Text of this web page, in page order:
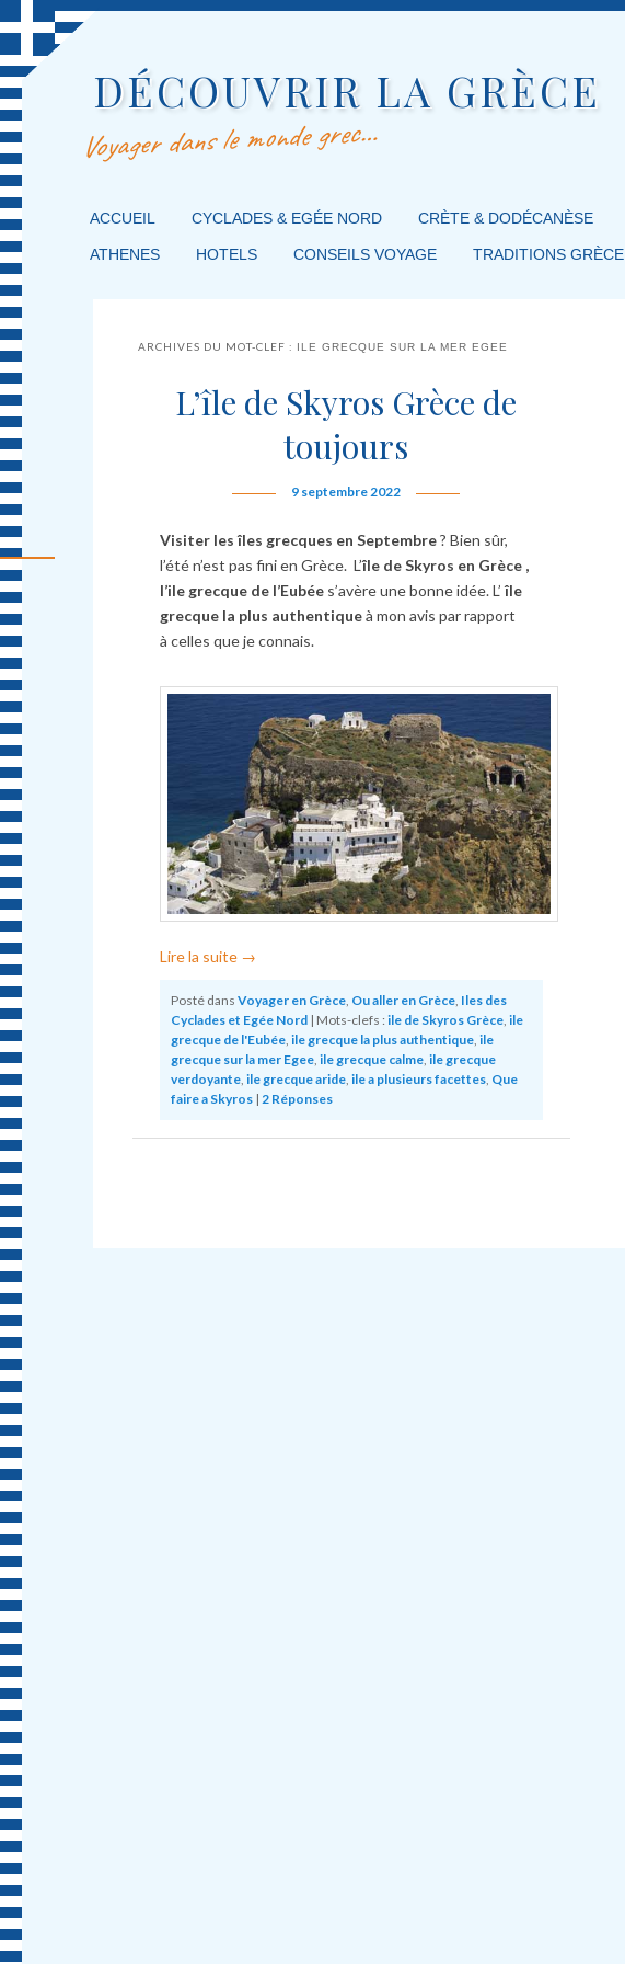
DÉCOUVRIR LA GRÈCE
Voyager dans le monde grec…
MENU PRINCIPAL
MASQUER LA NAVIGATION PRINCIPALE
MASQUER LA NAVIGATION SECONDAIRE
ACCUEIL CYCLADES & EGÉE NORD CRÈTE & DODÉCANÈSE
ATHENES HOTELS CONSEILS VOYAGE TRADITIONS GRÈCE
ARCHIVES DU MOT-CLEF : ILE GRECQUE SUR LA MER EGEE
L’île de Skyros Grèce de
toujours
9 septembre 2022
Visiter les îles grecques en Septembre? Bien sûr,
l’été n’est pas fini en Grèce. L’île de Skyros en Grèce ,
l’ile grecque de l’Eubées’avère une bonne idée. L’île
grecque la plus authentiqueà mon avis par rapport
à celles que je connais.
Lire la suite →
Posté dans Voyager en Grèce, Ou aller en Grèce, Iles des
Cyclades et Egée Nord | Mots-clefs : ile de Skyros Grèce, ile
grecque de l'Eubée, ile grecque la plus authentique, ile
grecque sur la mer Egee, ile grecque calme, ile grecque
verdoyante, ile grecque aride, ile a plusieurs facettes, Que
faire a Skyros | 2Réponses